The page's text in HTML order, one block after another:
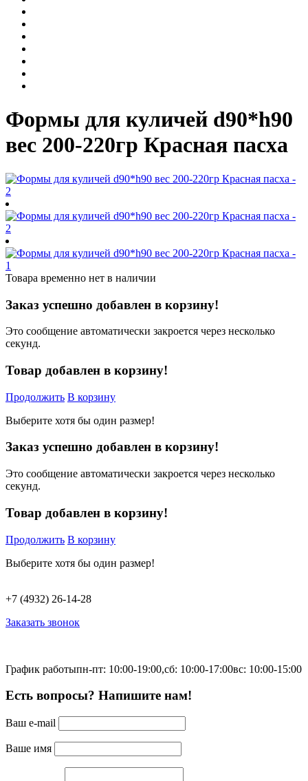
Формы для куличей d90*h90
вес 200-220гр Красная пасха
Товара временно нет в наличии
Заказ успешно добавлен в корзину!
Это сообщение автоматически закроется через несколько
секунд.
Товар добавлен в корзину!
Продолжить В корзину
Выберите хотя бы один размер!
Заказ успешно добавлен в корзину!
Это сообщение автоматически закроется через несколько
секунд.
Товар добавлен в корзину!
Продолжить В корзину
Выберите хотя бы один размер!
+7 (4932) 26-14-28
Заказать звонок
График работыпн-пт: 10:00-19:00,сб: 10:00-17:00вс: 10:00-15:00
Есть вопросы? Напишите нам!
Ваш e-mail
Ваше имя